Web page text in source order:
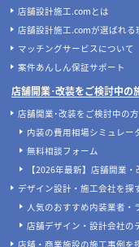
店舗設計施工.comとは
店舗設計施工.comが選ばれる
マッチングサービスについて
案件あんしん保証サポート
店舗開業･改装をご検討中の
店舗開業･改装をご検討中の
内装の費用相場シミュレー
無料相談フォーム
【2026年最新】店舗開業
デザイン設計・施工会社を探
人気のおすすめ内装業者・
店舗デザイン・設計会社の
店舗・商業施設の施工事例を